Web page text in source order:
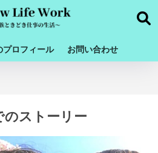
プロフィール お問い合わせ
のストーリー